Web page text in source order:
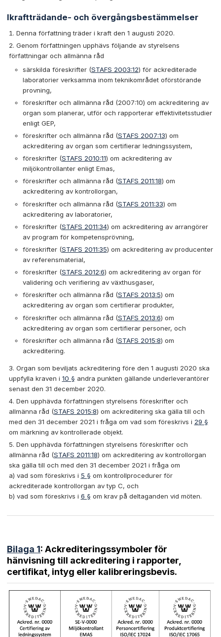
Ikraftträdande- och övergångsbestämmelser
Denna författning träder i kraft den 1 augusti 2020.
Genom författningen upphävs följande av styrelsens
författningar och allmänna råd
särskilda föreskrifter (STAFS 2003:12) för ackrediterade
laboratorier verksamma inom teknikområdet oförstörande
provning,
föreskrifter och allmänna råd (2007:10) om ackreditering av
organ som planerar, utför och rapporterar effektivitetsstudier
enligt GEP,
föreskrifter och allmänna råd (STAFS 2007:13) om
ackreditering av organ som certifierar ledningssystem,
föreskrifter (STAFS 2010:11) om ackreditering av
miljökontrollanter enligt Emas,
föreskrifter och allmänna råd (STAFS 2011:18) om
ackreditering av kontrollorgan,
föreskrifter och allmänna råd (STAFS 2011:33) om
ackreditering av laboratorier,
föreskrifter (STAFS 2011:34) om ackreditering av arrangörer
av program för kompetensprövning,
föreskrifter (STAFS 2011:35) om ackreditering av producenter
av referensmaterial,
föreskrifter (STAFS 2012:6) om ackreditering av organ för
validering och verifiering av växthusgaser,
föreskrifter och allmänna råd (STAFS 2013:5) om
ackreditering av organ som certifierar produkter,
föreskrifter och allmänna råd (STAFS 2013:6) om
ackreditering av organ som certifierar personer, och
föreskrifter och allmänna råd (STAFS 2015:8) om
ackreditering.
Organ som beviljats ackreditering före den 1 augusti 2020 ska
uppfylla kraven i 10 § andra punkten gällande underleverantörer
senast den 31 december 2020.
Den upphävda författningen styrelsens föreskrifter och
allmänna råd (STAFS 2015:8) om ackreditering ska gälla till och
med den 31 december 2021 i fråga om vad som föreskrivs i 29 §
om märkning av kontrollerade objekt.
Den upphävda författningen styrelsens föreskrifter och
allmänna råd (STAFS 2011:18) om ackreditering av kontrollorgan
ska gälla till och med den 31 december 2021 i fråga om
a) vad som föreskrivs i 5 § om kontrollprocedurer för
ackrediterade kontrollorgan av typ C, och
b) vad som föreskrivs i 6 § om krav på deltaganden vid möten.
Bilaga 1: Ackrediteringssymboler för
hänvisning till ackreditering i rapporter,
certifikat, intyg eller kalibreringsbevis.